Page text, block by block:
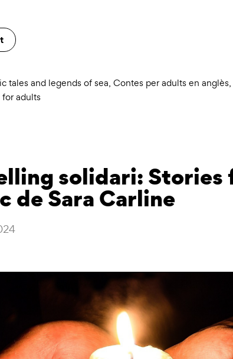
tales and legends of sea, Contes per adults en anglès,
for adults
solidari: Stories
de Sara Carline